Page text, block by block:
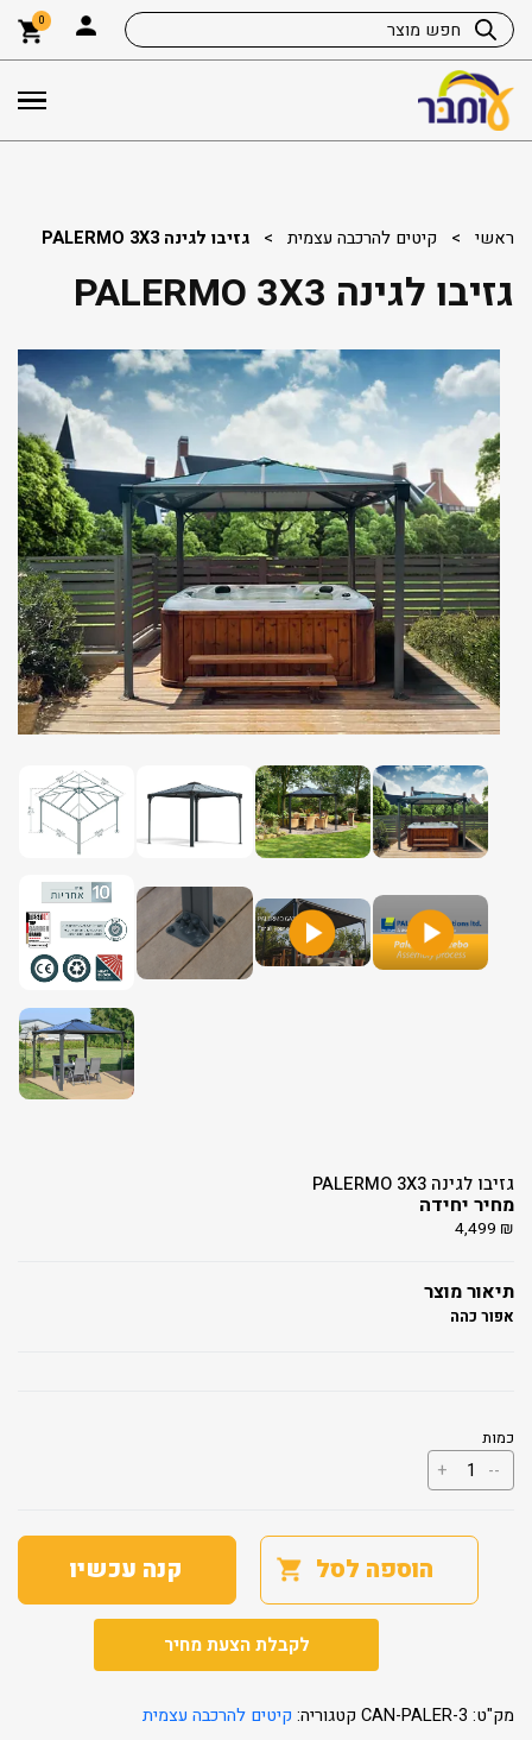
0
ראשי > קיטים להרכבה עצמית > גזיבו לגינה PALERMO 3X3
גזיבו לגינה PALERMO 3X3
גזיבו לגינה PALERMO 3X3
מחיר יחידה
4,499 ₪
תיאור מוצר
אפור כהה
כמות
--
כמות
של
PALERMO
+
הוספה לסל קנה עכשיו
לקבלת הצעת מחיר
מק"ט: CAN-PALER-3 קטגוריה: קיטים להרכבה עצמית